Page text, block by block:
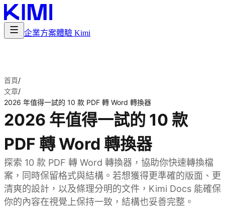
企業方案體驗 Kimi
首頁/
文章/
2026 年值得一試的 10 款 PDF 轉 Word 轉換器
2026 年值得一試的 10 款
PDF 轉 Word 轉換器
探索 10 款 PDF 轉 Word 轉換器，協助你快速轉換檔
案，同時保留格式與結構。若想獲得更準確的版面、更
清爽的設計，以及條理分明的文件，Kimi Docs 能確保
你的內容在視覺上保持一致，結構也妥善完整。